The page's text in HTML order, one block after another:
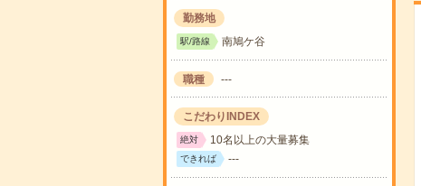
勤務地
駅/路線 南鳩ケ谷
職種 ---
こだわりINDEX
絶対 10名以上の大量募集
できれば ---